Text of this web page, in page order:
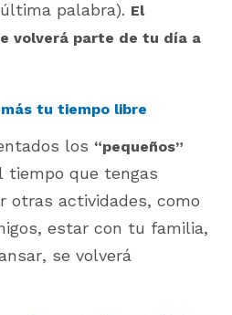
palabra). El
volverá parte de tu día a
tu tiempo libre
los “pequeños”
tiempo que tengas
otras actividades, como
estar con tu familia,
se volverá